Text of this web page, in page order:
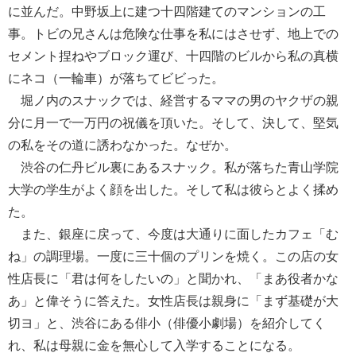
に並んだ。中野坂上に建つ十四階建てのマンションの工
事。トビの兄さんは危険な仕事を私にはさせず、地上での
セメント捏ねやブロック運び、十四階のビルから私の真横
にネコ（一輪車）が落ちてビビった。
堀ノ内のスナックでは、経営するママの男のヤクザの親
分に月一で一万円の祝儀を頂いた。そして、決して、堅気
の私をその道に誘わなかった。なぜか。
渋谷の仁丹ビル裏にあるスナック。私が落ちた青山学院
大学の学生がよく顔を出した。そして私は彼らとよく揉め
た。
また、銀座に戻って、今度は大通りに面したカフェ「む
ね」の調理場。一度に三十個のプリンを焼く。この店の女
性店長に「君は何をしたいの」と聞かれ、「まあ役者かな
あ」と偉そうに答えた。女性店長は親身に「まず基礎が大
切ヨ」と、渋谷にある俳小（俳優小劇場）を紹介してく
れ、私は母親に金を無心して入学することになる。